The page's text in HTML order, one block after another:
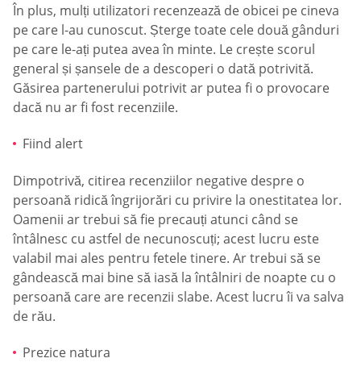
În plus, mulți utilizatori recenzează de obicei pe cineva
pe care l-au cunoscut. Șterge toate cele două gânduri
pe care le-ați putea avea în minte. Le crește scorul
general și șansele de a descoperi o dată potrivită.
Găsirea partenerului potrivit ar putea fi o provocare
dacă nu ar fi fost recenziile.
Fiind alert
Dimpotrivă, citirea recenziilor negative despre o
persoană ridică îngrijorări cu privire la onestitatea lor.
Oamenii ar trebui să fie precauți atunci când se
întâlnesc cu astfel de necunoscuți; acest lucru este
valabil mai ales pentru fetele tinere. Ar trebui să se
gândească mai bine să iasă la întâlniri de noapte cu o
persoană care are recenzii slabe. Acest lucru îi va salva
de rău.
Prezice natura